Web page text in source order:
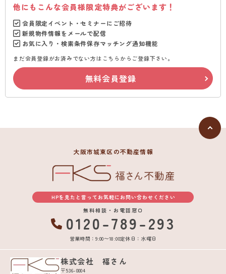
他にもこんな会員様限定特典がございます！
会員限定イベント・セミナーにご招待
新規物件情報をメールで配信
お気に入り・検索条件保存マッチング通知機能
まだ会員登録がお済みでない方はこちらからご登録下さい。
無料会員登録
大阪市城東区の不動産情報
HPを見たと言ってお気軽にお問い合わせください
無料相談・お電話窓口
0120-789-293
営業時間：9:00〜18:00定休日：水曜日
株式会社 福さん
〒536-0004